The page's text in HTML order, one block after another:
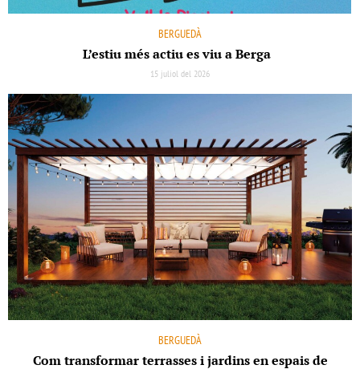
BERGUEDÀ
L’estiu més actiu es viu a Berga
15 juliol del 2026
BERGUEDÀ
Com transformar terrasses i jardins en espais de